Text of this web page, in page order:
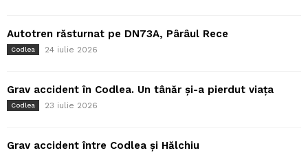
Autotren răsturnat pe DN73A, Pârâul Rece
Codlea 24 iulie 2026
Grav accident în Codlea. Un tânăr și-a pierdut viața
Codlea 23 iulie 2026
Grav accident între Codlea și Hălchiu